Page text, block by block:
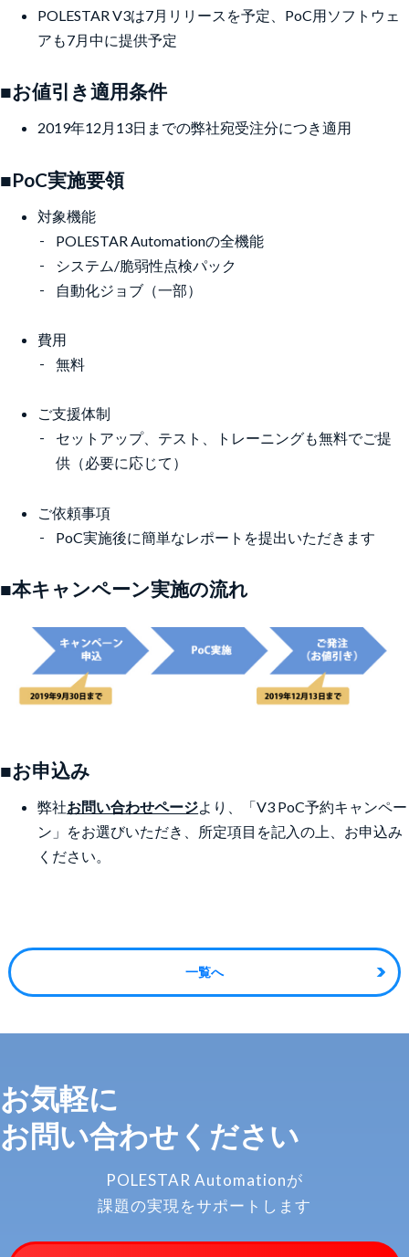
POLESTAR V3は7月リリースを予定、PoC用ソフトウェ
アも7月中に提供予定
■お値引き適用条件
2019年12月13日までの弊社宛受注分につき適用
■PoC実施要領
対象機能
POLESTAR Automationの全機能
システム/脆弱性点検パック
自動化ジョブ（一部）
費用
無料
ご支援体制
セットアップ、テスト、トレーニングも無料でご提
供（必要に応じて）
ご依頼事項
PoC実施後に簡単なレポートを提出いただきます
■本キャンペーン実施の流れ
■お申込み
弊社お問い合わせページ より、「V3 PoC予約キャンペー
ン」をお選びいただき、所定項目を記入の上、お申込み
ください。
一覧へ
お気軽に
お問い合わせください
POLESTAR Automationが
課題の実現をサポートします